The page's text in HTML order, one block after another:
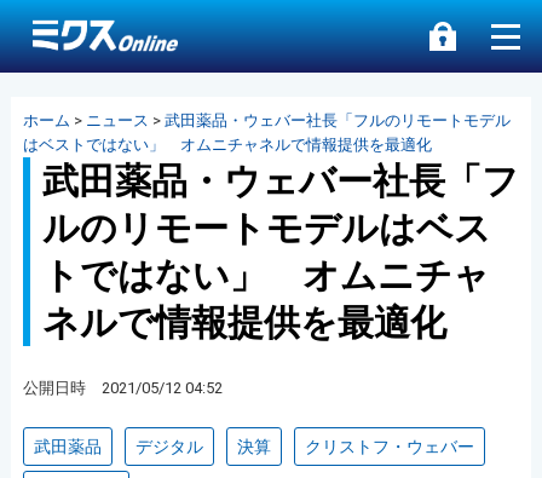
ホーム > ニュース > 武田薬品・ウェバー社長「フルのリモートモデル
はベストではない」 オムニチャネルで情報提供を最適化
武田薬品・ウェバー社長「フ
ルのリモートモデルはベス
トではない」 オムニチャ
ネルで情報提供を最適化
公開日時 2021/05/12 04:52
武田薬品 デジタル 決算 クリストフ・ウェバー